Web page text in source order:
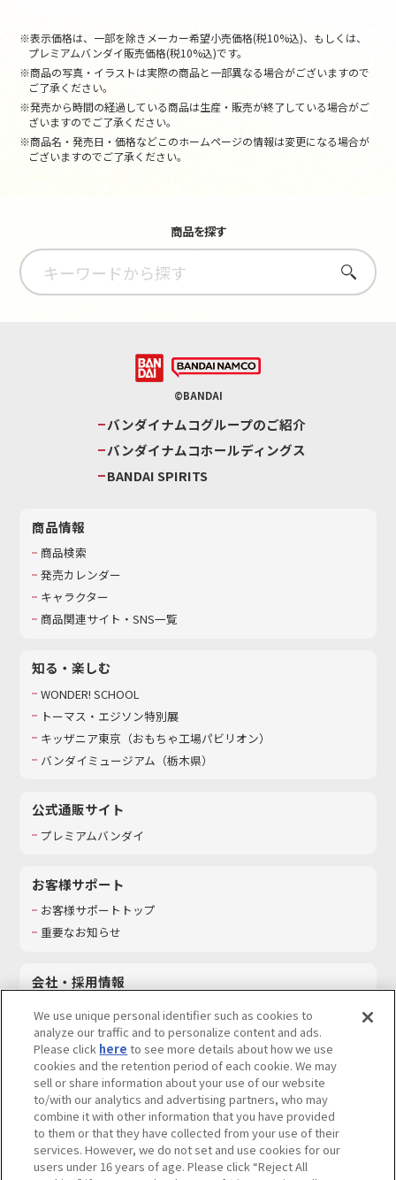
※表示価格は、一部を除きメーカー希望小売価格(税10%込)、もしくは、
プレミアムバンダイ販売価格(税10%込)です。
※商品の写真・イラストは実際の商品と一部異なる場合がございますので
ご了承ください。
※発売から時間の経過している商品は生産・販売が終了している場合がご
ざいますのでご了承ください。
※商品名・発売日・価格などこのホームページの情報は変更になる場合が
ございますのでご了承ください。
商品を探す
さがす
©BANDAI
バンダイナムコグループのご紹介
バンダイナムコホールディングス
BANDAI SPIRITS
商品情報
商品検索
発売カレンダー
キャラクター
商品関連サイト・SNS一覧
知る・楽しむ
WONDER! SCHOOL
トーマス・エジソン特別展
キッザニア東京（おもちゃ工場パビリオン）​
バンダイミュージアム（栃木県）
公式通販サイト
プレミアムバンダイ
お客様サポート
お客様サポートトップ
重要なお知らせ
会社・採用情報
採用情報
サステナビリティ
お問い合わせ
ウェブサイトご利用条件 ソーシャルメディアポリシー
We use unique personal identifier such as cookies to
analyze our traffic and to personalize content and ads.
Please click here to see more details about how we use
cookies and the retention period of each cookie. We may
sell or share information about your use of our website
to/with our analytics and advertising partners, who may
combine it with other information that you have provided
to them or that they have collected from your use of their
services. However, we do not set and use cookies for our
users under 16 years of age. Please click “Reject All